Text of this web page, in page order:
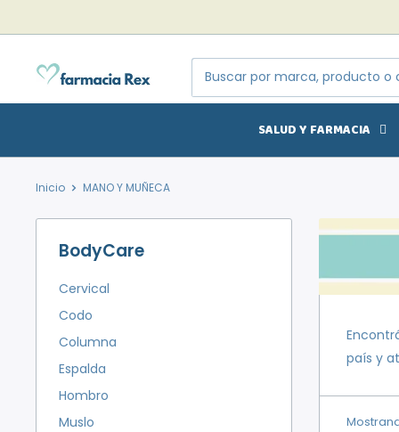
directamente
contenido
Farmacia
Rex
SALUD Y FARMACIA
Inicio MANO Y MUÑECA
BodyCare
Cervical
Codo
Columna
Espalda
Hombro
Muslo
país y